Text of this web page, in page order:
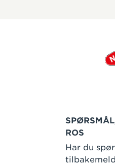
ROS
Har du